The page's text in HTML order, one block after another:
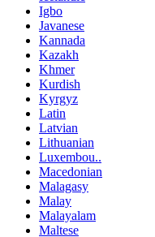
Igbo
Javanese
Kannada
Kazakh
Khmer
Kurdish
Kyrgyz
Latin
Latvian
Lithuanian
Luxembou..
Macedonian
Malagasy
Malay
Malayalam
Maltese